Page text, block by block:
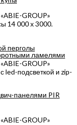
ламелями
панелями PIR
GROUP»
14 000 х 3000.
GROUP»
led-подсветкой и zip-
GROUP»